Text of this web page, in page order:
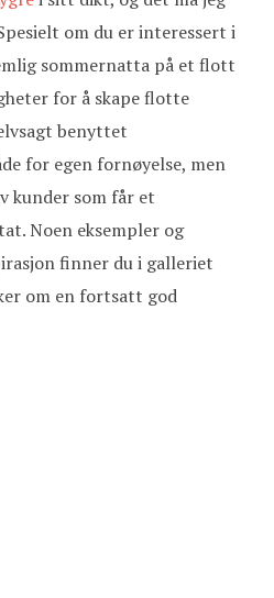
om du er interessert i
sommernatta på et flott
for å skape flotte
benyttet
for egen fornøyelse, men
kunder som får et
Noen eksempler og
finner du i galleriet
om en fortsatt god